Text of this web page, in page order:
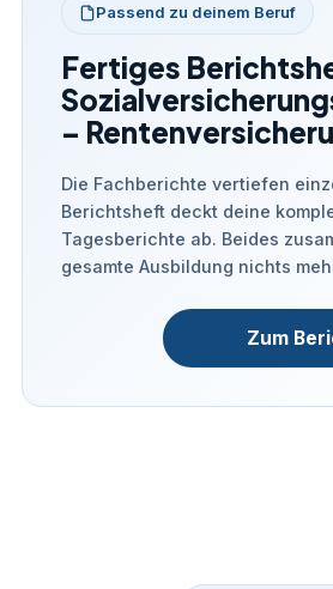
Passend zu deinem Beruf
Fertiges
–
Die Fachberichte vertiefen
Berichtsheft deckt deine
Tagesberichte ab. Beides
gesamte Ausbildung nichts
Zum